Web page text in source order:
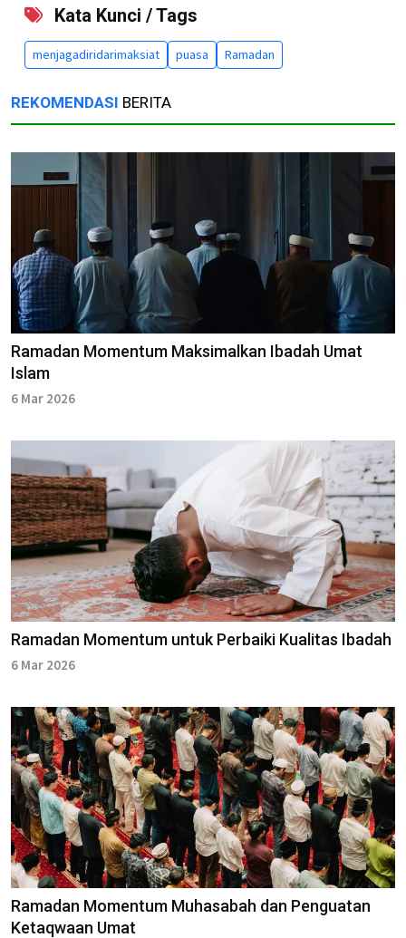
Kata Kunci / Tags
menjagadiridarimaksiat puasa Ramadan
REKOMENDASI BERITA
Ramadan Momentum Maksimalkan Ibadah Umat
Islam
6 Mar 2026
Ramadan Momentum untuk Perbaiki Kualitas Ibadah
6 Mar 2026
Ramadan Momentum Muhasabah dan Penguatan
Ketaqwaan Umat